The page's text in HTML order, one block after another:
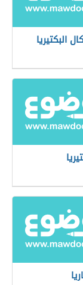
البكتيريا